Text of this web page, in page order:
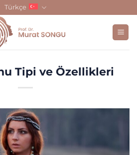
Türkçe
Tipi ve Özellikleri